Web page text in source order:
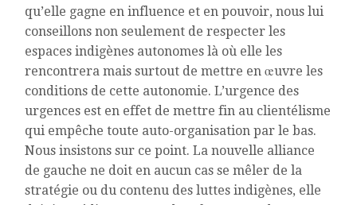
qu’elle gagne en influence et en pouvoir, nous lui
conseillons non seulement de respecter les
espaces indigènes autonomes là où elle les
rencontrera mais surtout de mettre en œuvre les
conditions de cette autonomie. L’urgence des
urgences est en effet de mettre fin au clientélisme
qui empêche toute auto-organisation par le bas.
Nous insistons sur ce point. La nouvelle alliance
de gauche ne doit en aucun cas se mêler de la
stratégie ou du contenu des luttes indigènes, elle